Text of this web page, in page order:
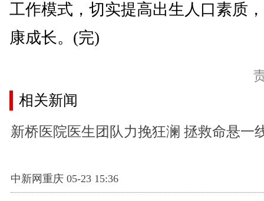
工作模式，切实提高出生人口素质
康成长。(完)
相关新闻
新桥医院医生团队力挽狂澜 拯救命悬一
中新网重庆 05-23 15:36